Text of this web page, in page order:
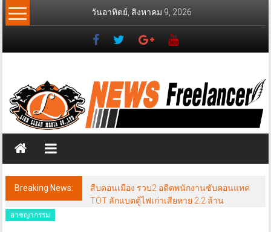
Skip
to
วันอาทิตย์, สิงหาคม 9, 2026
News
Freelancer
วส์
ฟรี
แลน
เซอร์
Breaking News:
สืบดอนเมือง รวบ2 อดีตพนักงานซับคอนแทค
TOT ลักแบตตู้ไฟเก่าเสียหาย 2.2 ล้าน
อาชญากรรม